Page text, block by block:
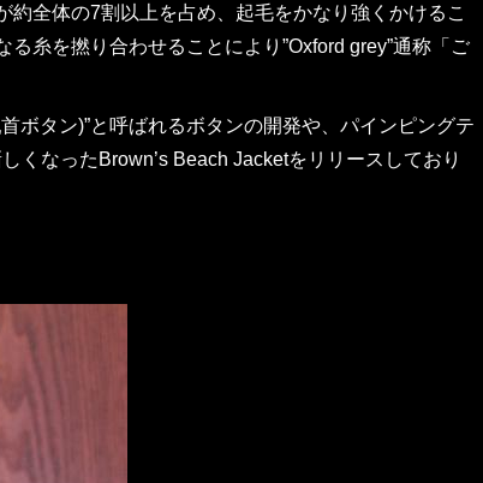
全体の7割以上を占め、起毛をかなり強くかけるこ
糸を撚り合わせることにより”Oxford grey”通称「ご
ボタン)”と呼ばれるボタンの開発や、パインピングテ
くなったBrown’s Beach Jacketをリリースしており